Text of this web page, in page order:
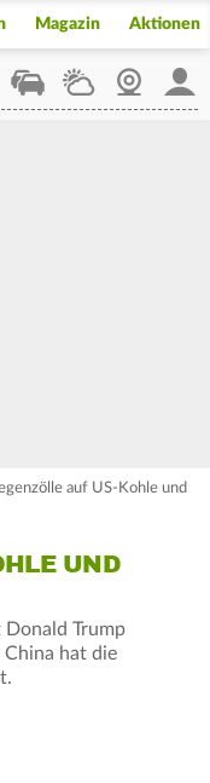
Magazin Aktionen
StaupilotWetterWebcam
auf US-Kohle und
UND
Trump
hat die